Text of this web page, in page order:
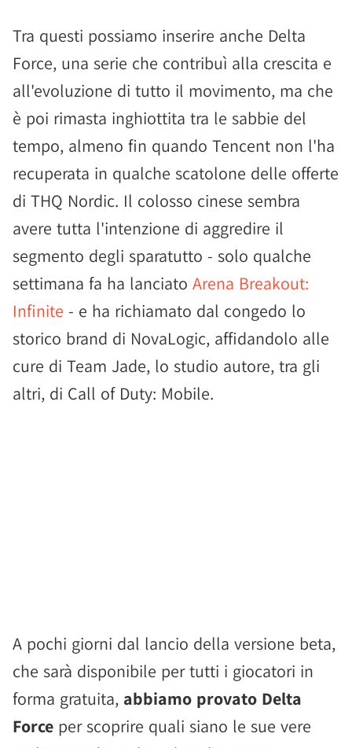
Tra questi possiamo inserire anche Delta
Force, una serie che contribuì alla crescita e
all'evoluzione di tutto il movimento, ma che
è poi rimasta inghiottita tra le sabbie del
tempo, almeno fin quando Tencent non l'ha
recuperata in qualche scatolone delle offerte
di THQ Nordic. Il colosso cinese sembra
avere tutta l'intenzione di aggredire il
segmento degli sparatutto - solo qualche
settimana fa ha lanciato Arena Breakout:
Infinite - e ha richiamato dal congedo lo
storico brand di NovaLogic, affidandolo alle
cure di Team Jade, lo studio autore, tra gli
altri, di Call of Duty: Mobile.
A pochi giorni dal lancio della versione beta,
che sarà disponibile per tutti i giocatori in
forma gratuita, abbiamo provato Delta
Force per scoprire quali siano le sue vere